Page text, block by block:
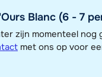
van de ligging van onze
Blanc (6 - 7
zijn momenteel nog
met ons op voor